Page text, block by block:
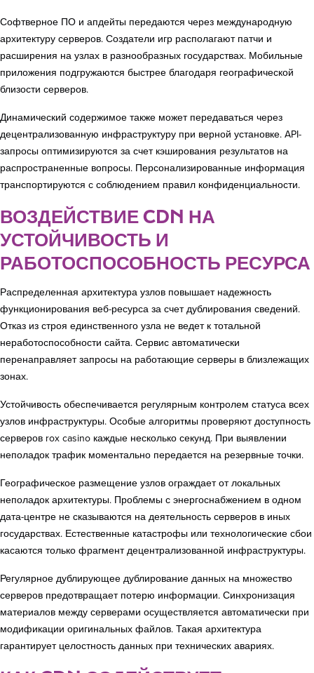
Софтверное ПО и апдейты передаются через международную
архитектуру серверов. Создатели игр располагают патчи и
расширения на узлах в разнообразных государствах. Мобильные
приложения подгружаются быстрее благодаря географической
близости серверов.
Динамический содержимое также может передаваться через
децентрализованную инфраструктуру при верной установке. API-
запросы оптимизируются за счет кэширования результатов на
распространенные вопросы. Персонализированные информация
транспортируются с соблюдением правил конфиденциальности.
ВОЗДЕЙСТВИЕ CDN НА
УСТОЙЧИВОСТЬ И
РАБОТОСПОСОБНОСТЬ РЕСУРСА
Распределенная архитектура узлов повышает надежность
функционирования веб-ресурса за счет дублирования сведений.
Отказ из строя единственного узла не ведет к тотальной
неработоспособности сайта. Сервис автоматически
перенаправляет запросы на работающие серверы в близлежащих
зонах.
Устойчивость обеспечивается регулярным контролем статуса всех
узлов инфраструктуры. Особые алгоритмы проверяют доступность
серверов rox casino каждые несколько секунд. При выявлении
неполадок трафик моментально передается на резервные точки.
Географическое размещение узлов ограждает от локальных
неполадок архитектуры. Проблемы с энергоснабжением в одном
дата-центре не сказываются на деятельность серверов в иных
государствах. Естественные катастрофы или технологические сбои
касаются только фрагмент децентрализованной инфраструктуры.
Регулярное дублирующее дублирование данных на множество
серверов предотвращает потерю информации. Синхронизация
материалов между серверами осуществляется автоматически при
модификации оригинальных файлов. Такая архитектура
гарантирует целостность данных при технических авариях.